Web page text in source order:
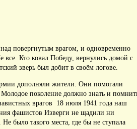
повергнутым врагом, и одновременно
Кто ковал Победу, вернулись домой с
зверь был добит в своём логове.
дополняли жители. Они помогали
Молодое поколение должно знать и
врагов 18 июля 1941 года наш
фашистов Изверги не щадили ни
было такого места, где бы не ступала